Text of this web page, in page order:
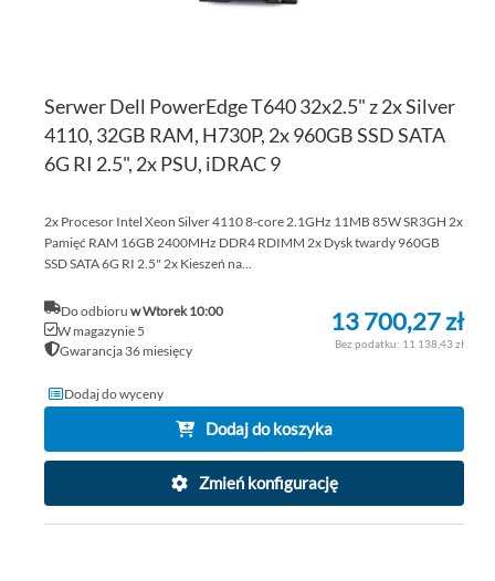
Serwer Dell PowerEdge T640 32x2.5" z 2x Silver
4110, 32GB RAM, H730P, 2x 960GB SSD SATA
6G RI 2.5", 2x PSU, iDRAC 9
2x Procesor Intel Xeon Silver 4110 8-core 2.1GHz 11MB 85W SR3GH 2x
Pamięć RAM 16GB 2400MHz DDR4 RDIMM 2x Dysk twardy 960GB
SSD SATA 6G RI 2.5" 2x Kieszeń na...
Do odbioruw Wtorek 10:00
W magazynie 5
Gwarancja 36 miesięcy
13 700,27 zł
11 138,43 zł
Dodaj do wyceny
Dodaj do koszyka
Zmień konfigurację